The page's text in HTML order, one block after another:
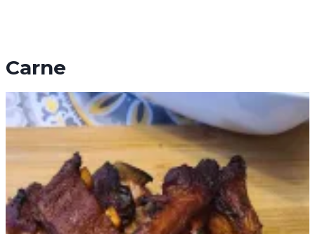
Carne